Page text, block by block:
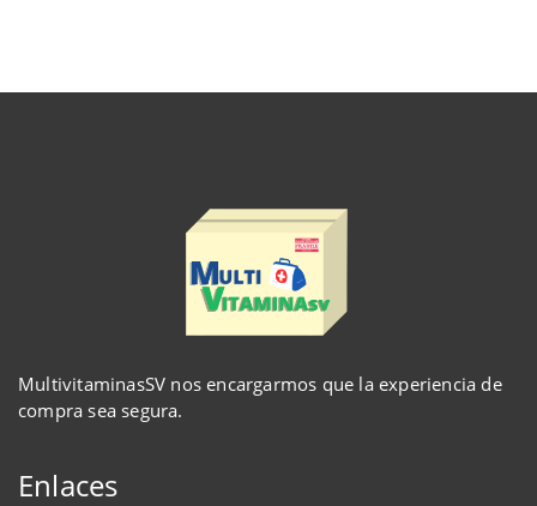
MultivitaminasSV nos encargarmos que la experiencia de
compra sea segura.
Enlaces